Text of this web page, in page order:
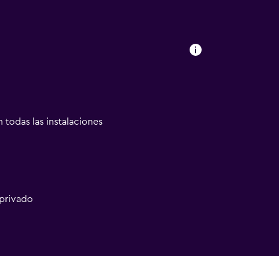
las instalaciones